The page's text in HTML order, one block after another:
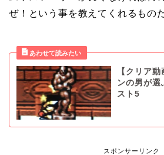
ぜ！という事を教えてくれるもの
【クリア
ンの男が選
スト5
スポンサーリンク